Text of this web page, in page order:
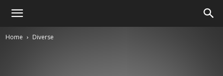
Home Diverse